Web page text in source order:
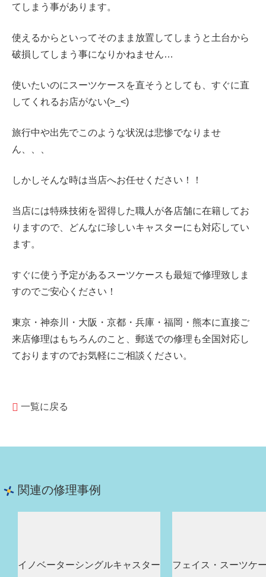
てしまう事があります。
使えるからといってそのまま放置してしまうと土台から
破損してしまう事になりかねません…
使いたいのにスーツケースを直そうとしても、すぐに直
してくれるお店がない(>_<)
旅行中や出先でこのような状況は悲惨でなりませ
ん、、、
しかしそんな時は当店へお任せください！！
当店には特殊技術を習得した職人が各店舗に在籍してお
りますので、どんなに珍しいキャスターにも対応してい
ます。
すぐに使う予定があるスーツケースも最短で修理致しま
すのでご安心ください！
東京・神奈川・大阪・京都・兵庫・ 福岡・熊本に直接ご
来店修理はもちろんのこと、郵送での修理も全国対応し
ておりますのでお気軽にご相談ください。
一覧に戻る
関連の修理事例